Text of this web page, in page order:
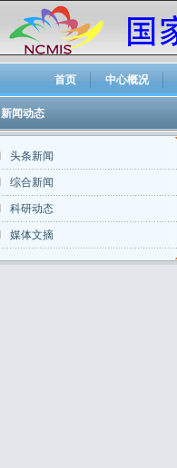
首页 中心概况
新闻动态
头条新闻
综合新闻
科研动态
媒体文摘